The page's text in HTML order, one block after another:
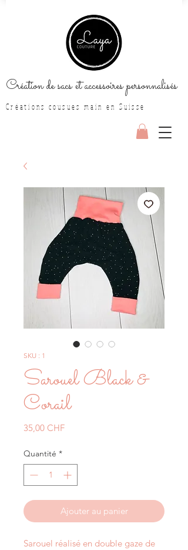
Création de sacs et accessoires personnalisés
Créations cousues main en Suisse
SKU : 1
Sarouel Black &
Corail
35,00 CHFPrix
Quantité *
Ajouter au panier
Sarouel réalisé en double gaze de